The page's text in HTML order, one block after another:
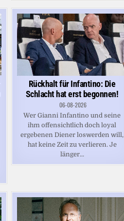
Rückhalt für Infantino: Die
Schlacht hat erst begonnen!
06-08-2026
Wer Gianni Infantino und seine
ihm offensichtlich doch loyal
ergebenen Diener loswerden will,
hat keine Zeit zu verlieren. Je
länger...